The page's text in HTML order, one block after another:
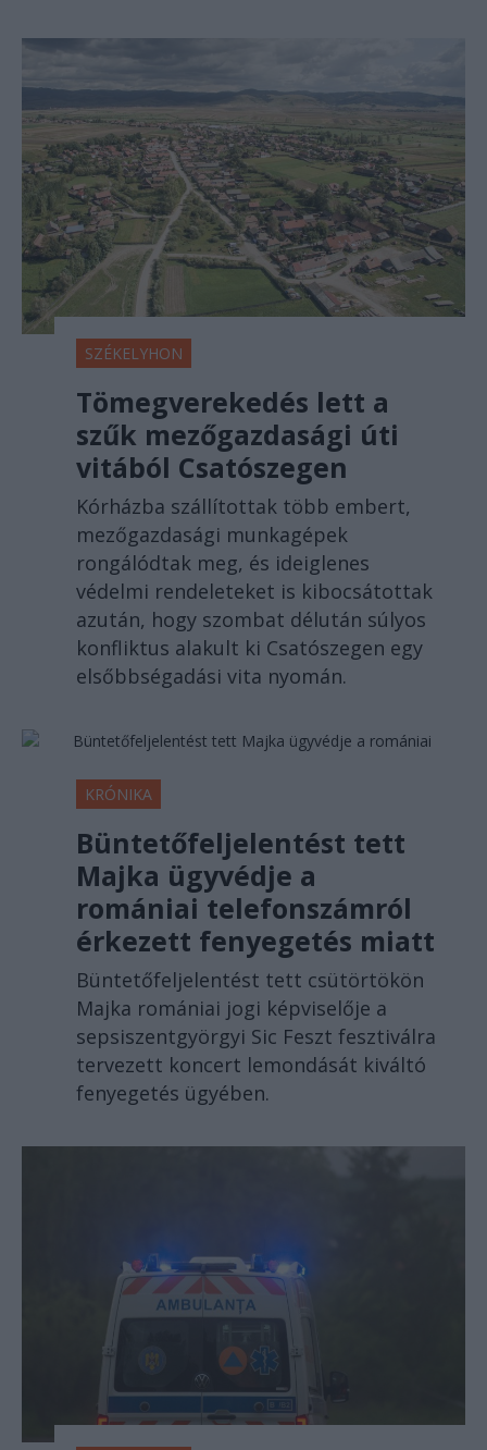
SZÉKELYHON
Tömegverekedés lett a
szűk mezőgazdasági úti
vitából Csatószegen
Kórházba szállítottak több embert,
mezőgazdasági munkagépek
rongálódtak meg, és ideiglenes
védelmi rendeleteket is kibocsátottak
azután, hogy szombat délután súlyos
konfliktus alakult ki Csatószegen egy
elsőbbségadási vita nyomán.
KRÓNIKA
Büntetőfeljelentést tett
Majka ügyvédje a
romániai telefonszámról
érkezett fenyegetés miatt
Büntetőfeljelentést tett csütörtökön
Majka romániai jogi képviselője a
sepsiszentgyörgyi Sic Feszt fesztiválra
tervezett koncert lemondását kiváltó
fenyegetés ügyében.